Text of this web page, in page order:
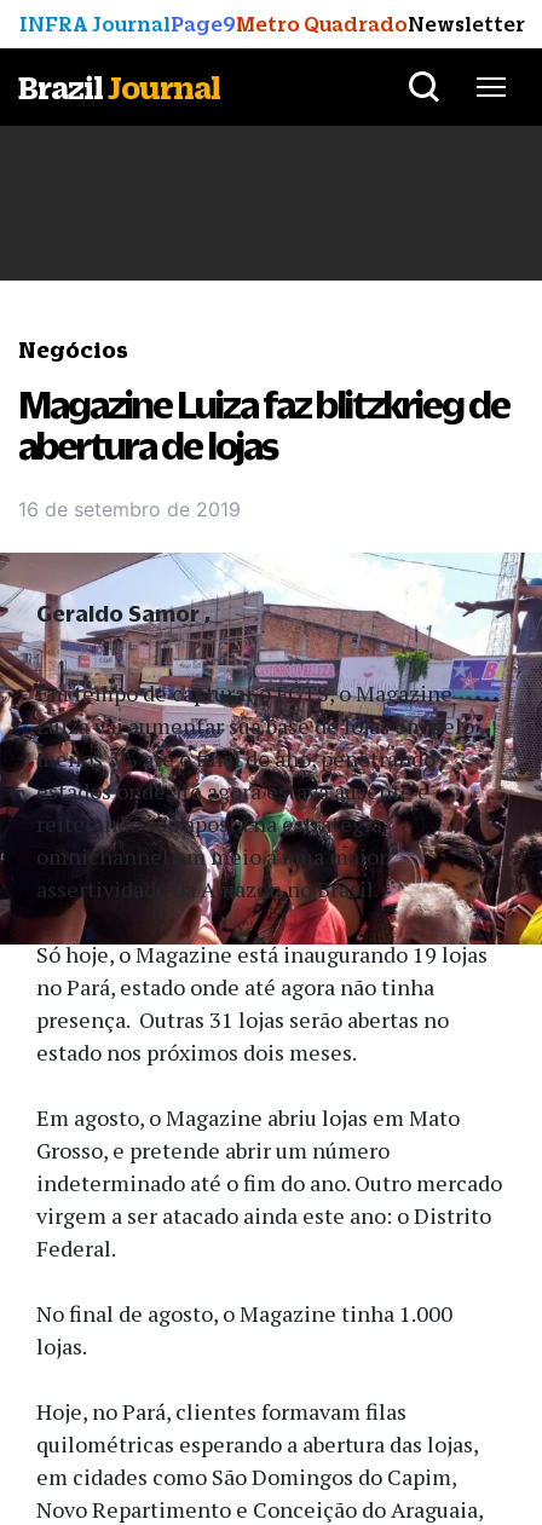
INFRA JournalPage9Metro QuadradoNewsletter
BrazilJournal
Negócios
Magazine Luiza faz blitzkrieg de
abertura de lojas
16 de setembro de 2019
Em tempo de capturar o FGTS, o Magazine
Luiza vai aumentar sua base de lojas em pelo
menos 5% até o final do ano, penetrando
estados onde até agora estava ausente e
reiterando sua aposta na estratégia
omnichannel em meio a uma maior
assertividade da Amazon no Brasil.
Só hoje, o Magazine está inaugurando 19 lojas
no Pará, estado onde até agora não tinha
presença. Outras 31 lojas serão abertas no
estado nos próximos dois meses.
Em agosto, o Magazine abriu lojas em Mato
Grosso, e pretende abrir um número
indeterminado até o fim do ano. Outro mercado
virgem a ser atacado ainda este ano: o Distrito
Federal.
No final de agosto, o Magazine tinha 1.000
lojas.
Hoje, no Pará, clientes formavam filas
quilométricas esperando a abertura das lojas,
em cidades como São Domingos do Capim,
Novo Repartimento e Conceição do Araguaia,
Geraldo Samor